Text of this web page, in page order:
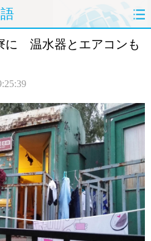
政治 経済
評論 写真
に 温水器とエアコンも